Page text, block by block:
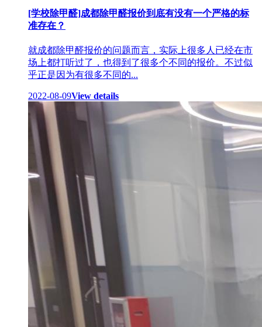
[学校除甲醛]成都除甲醛报价到底有没有一个严格的标
准存在？
就成都除甲醛报价的问题而言，实际上很多人已经在市
场上都打听过了，也得到了很多个不同的报价。不过似
乎正是因为有很多不同的...
2022-08-09View details